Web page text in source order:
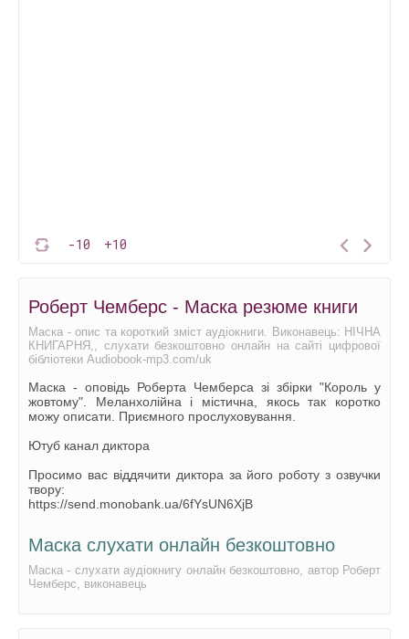
-10 +10
Роберт Чемберс - Маска резюме книги
Маска - опис та короткий зміст аудіокниги. Виконавець: НІЧНА
КНИГАРНЯ,, слухати безкоштовно онлайн на сайті цифрової
бібліотеки Audiobook-mp3.com/uk
Маска - оповідь Роберта Чемберса зі збірки "Король у
жовтому". Меланхолійна і містична, якось так коротко
можу описати. Приємного прослуховування.
Ютуб канал диктора
Просимо вас віддячити диктора за його роботу з озвучки
твору:
https://send.monobank.ua/6fYsUN6XjB
Маска слухати онлайн безкоштовно
Маска - слухати аудіокнигу онлайн безкоштовно, автор Роберт
Чемберс, виконавець